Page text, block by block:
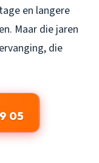
en langere
Maar die jaren
die
05